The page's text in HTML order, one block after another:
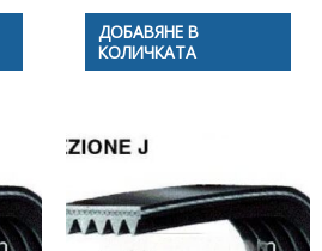
ДОБАВЯНЕ В
КОЛИЧКАТА